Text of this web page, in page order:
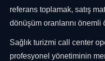
referans toplamak, satış
dönüşüm oranlarını
Sağlık turizmi call center
profesyonel yönetiminin